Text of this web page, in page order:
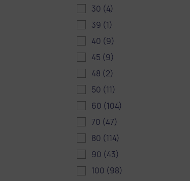
30 (4)
39 (1)
40 (9)
45 (9)
48 (2)
50 (11)
60 (104)
70 (47)
80 (114)
90 (43)
100 (98)